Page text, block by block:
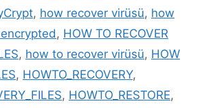
, how recover virüsü, how
, HOW TO RECOVER
, how to recover virüsü, HOW
, HOWTO_RECOVERY,
, HOWTO_RESTORE,